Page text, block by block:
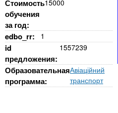
Стоимость
обучения
за год:
15000
edbo_rr: 1
id
предложения:
1557239
Образовательная
программа:
Авіаційний
транспорт